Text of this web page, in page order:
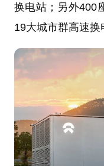
换电站；另外400
19大城市群高速换